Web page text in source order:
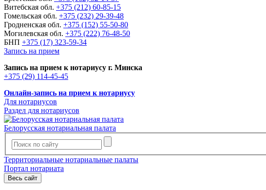
Витебская обл. +375 (212) 60-85-15
Гомельская обл. +375 (232) 29-39-48
Гродненская обл. +375 (152) 55-50-80
Могилевская обл. +375 (222) 76-48-50
БНП +375 (17) 323-59-34
Запись на прием
Запись на прием к нотариусу г. Минска
+375 (29) 114-45-45
Онлайн-запись на прием к нотариусу
Для нотариусов
Раздел для нотариусов
Белорусская нотариальная палата
Территориальные нотариальные палаты
Портал нотариата
Весь сайт